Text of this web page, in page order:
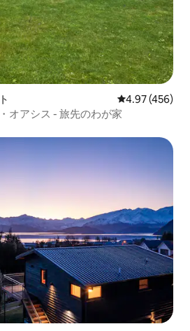
レビュー456
4.97 (456)
オアシス - 旅先のわが家
です。